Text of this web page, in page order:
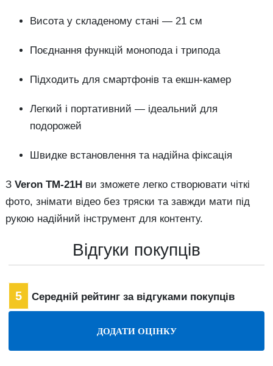
Висота у складеному стані — 21 см
Поєднання функцій монопода і трипода
Підходить для смартфонів та екшн-камер
Легкий і портативний — ідеальний для
подорожей
Швидке встановлення та надійна фіксація
З Veron TM-21H ви зможете легко створювати чіткі
фото, знімати відео без тряски та завжди мати під
рукою надійний інструмент для контенту.
Відгуки покупців
5 Середній рейтинг за відгуками покупців